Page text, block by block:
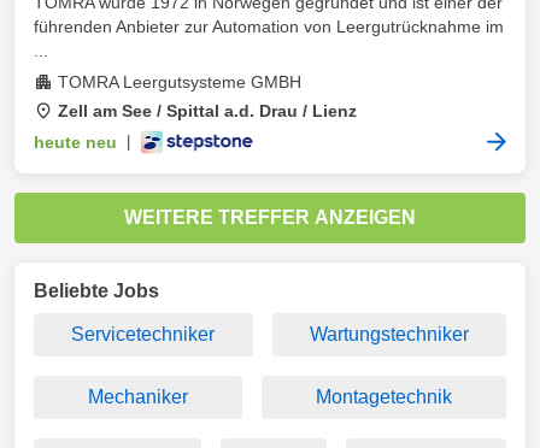
führenden Anbieter zur Automation von Leergutrücknahme im
TOMRA Leergutsysteme GMBH
Zell am See / Spittal a.d. Drau / Lienz
heute neu
WEITERE TREFFER ANZEIGEN
Beliebte Jobs
Servicetechniker Wartungstechniker
Mechaniker Montagetechnik